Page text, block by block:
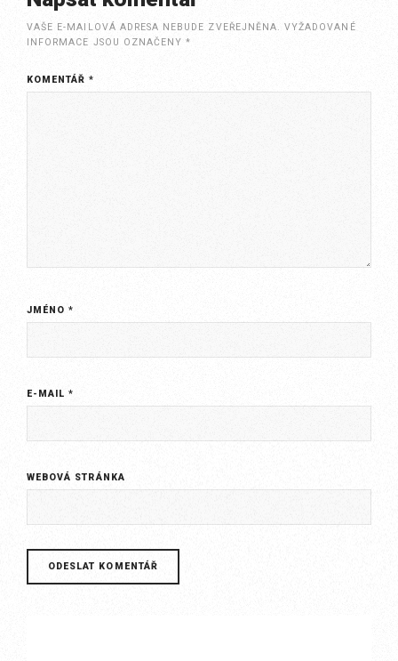
VAŠE E-MAILOVÁ ADRESA NEBUDE ZVEŘEJNĚNA. VYŽADOVANÉ
INFORMACE JSOU OZNAČENY*
KOMENTÁŘ*
JMÉNO*
E-MAIL*
WEBOVÁ STRÁNKA